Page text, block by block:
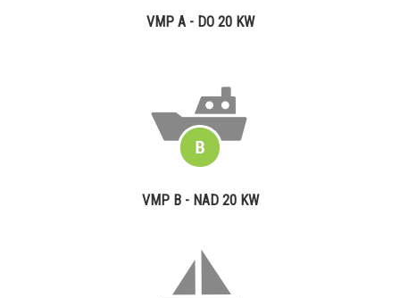
VMP A - DO 20 KW
VMP B - NAD 20 KW